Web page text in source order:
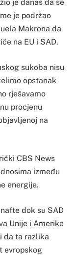
je danas da se
je podržao
Makrona da
na EU i SAD.
sukoba nisu
opstanak
rješavamo
procjenu
na
CBS News
između
energije.
dok su SAD
Unije i Amerike
da ta razlika
evropskog